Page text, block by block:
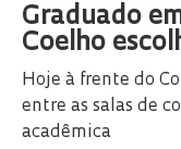
Graduado
Coelho
Hoje à frente do
entre as salas de
acadêmica